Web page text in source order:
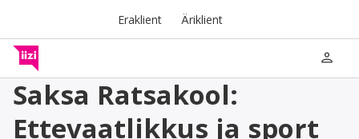
Eraklient Äriklient
person
Saksa Ratsakool:
Ettevaatlikkus ja sport